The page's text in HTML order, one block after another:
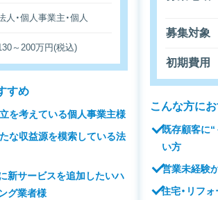
人・個人事業主・個人
～200万円(税込)
すめ
を考えている個人事業主様
な収益源を模索している法
新サービスを追加したいハ
グ業者様
募集対象
初期費用
こんな方に
既存顧客に
い方
営業未経験
住宅・リフ